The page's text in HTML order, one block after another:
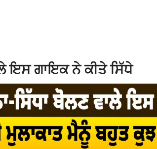
ਇਸ ਗਾਇਕ ਨੇ ਕੀਤੇ ਸਿੱਧੇ